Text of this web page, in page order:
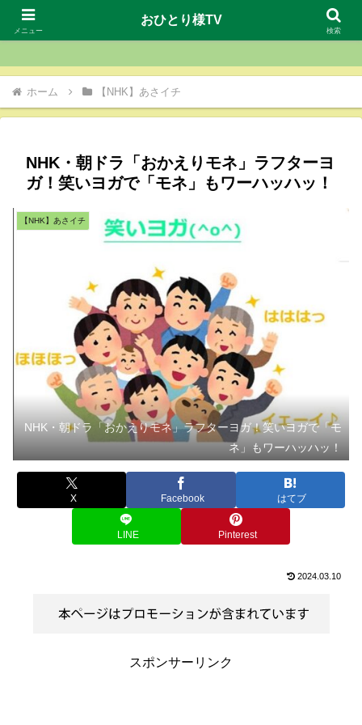
おひとり様TV
ホーム 【NHK】あさイチ
NHK・朝ドラ「おかえりモネ」ラフターヨ
ガ！笑いヨガで「モネ」もワーハッハッ！
【NHK】あさイチ
NHK・朝ドラ「おかえりモネ」ラフターヨガ！笑いヨガで「モ
ネ」もワーハッハッ！
X Facebook はてブ
LINE Pinterest
2024.03.10
スポンサーリンク
メニュー
おひとり様TV
検索